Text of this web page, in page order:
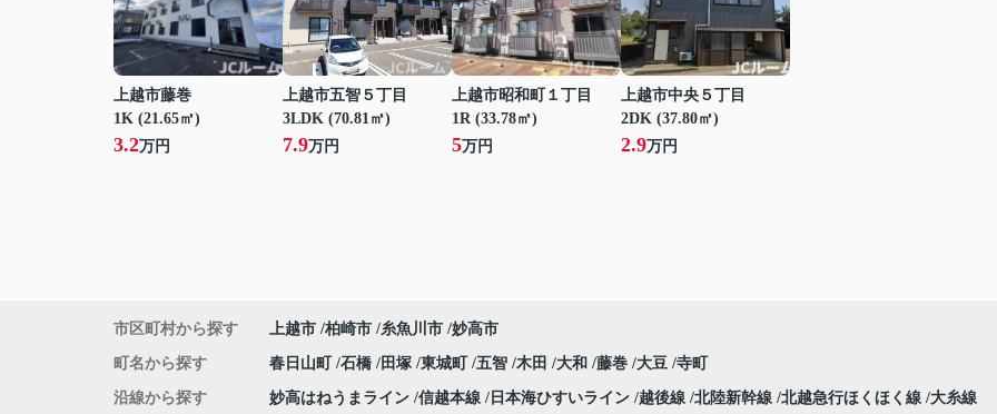
上越市藤巻
1K (21.65㎡)
3.2万円
上越市五智５丁目
3LDK (70.81㎡)
7.9万円
上越市昭和町１丁目
1R (33.78㎡)
5万円
上越市中央５丁目
2DK (37.80㎡)
2.9万円
市区町村から探す 上越市 柏崎市 糸魚川市 妙高市
町名から探す 春日山町 石橋 田塚 東城町 五智 木田 大和 藤巻 大豆 寺町
沿線から探す 妙高はねうまライン 信越本線 日本海ひすいライン 越後線 北陸新幹線 北越急行ほくほく線 大糸線